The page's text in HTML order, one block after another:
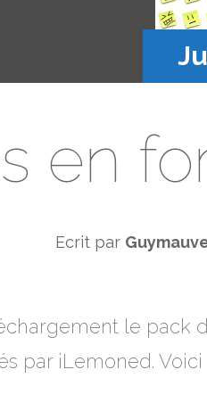
en
Ecrit par
le pack
par iLemoned.